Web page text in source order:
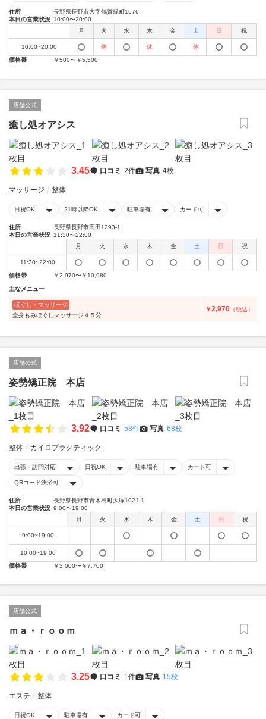
住所
長野県長野市大字鶴賀緑町1676
本日の営業状況 10:00〜20:00
月
火 水 木 金 土 日 祝
10:00~20:00 休 休
休
価格帯
￥500〜￥5,500
店舗公式
癒し処オアシス
3.45 口コミ 2件 写真 4枚
マッサージ 整体
日祝OK 21時以降OK 駐車場有 カード可
住所
長野県長野市高田1293-1
本日の営業状況 11:30〜22:00
月
火 水 木 金 土 日 祝
11:30~22:00
価格帯
￥2,970〜￥10,980
主なメニュー
ほぐし・マッサージ
全身もみほぐしマッサージ４５分
￥2,970 （税込）
店舗公式
姿勢矯正院 本店
3.92 口コミ 58件 写真 68枚
整体 カイロプラクティック
出張・訪問対応 日祝OK 駐車場有 カード可
QRコード決済可
住所
長野県長野市青木島町大塚1021-1
本日の営業状況 9:00〜19:00
月
火 水 木 金 土 日 祝
9:00~19:00
10:00~19:00
価格帯
￥3,000〜￥7,700
店舗公式
ｍａ・ｒｏｏｍ
3.25 口コミ 1件 写真 15枚
エステ 整体
日祝OK 駐車場有 カード可